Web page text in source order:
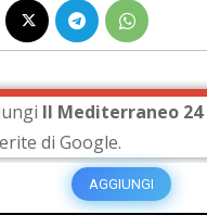
Il Mediterraneo 24
di Google.
AGGIUNGI